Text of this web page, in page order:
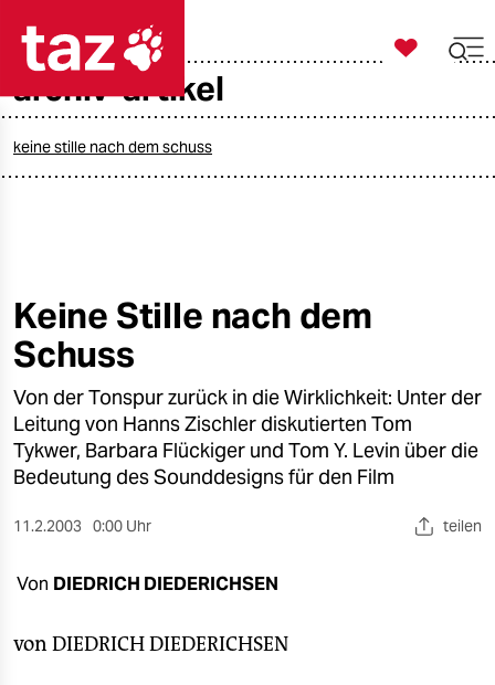
taz zahl ich
öko
gesellschaft
kultur
sport
wahrheit
verlag

taz zahl ich
archiv-artikel
keine stille nach dem schuss
Keine Stille nach dem
Schuss
Von der Tonspur zurück in die Wirklichkeit: Unter der
Leitung von Hanns Zischler diskutierten Tom
Tykwer, Barbara Flückiger und Tom Y. Levin über die
Bedeutung des Sounddesigns für den Film
11.2.2003 0:00 Uhr teilen
Von DIEDRICH DIEDERICHSEN
von DIEDRICH DIEDERICHSEN